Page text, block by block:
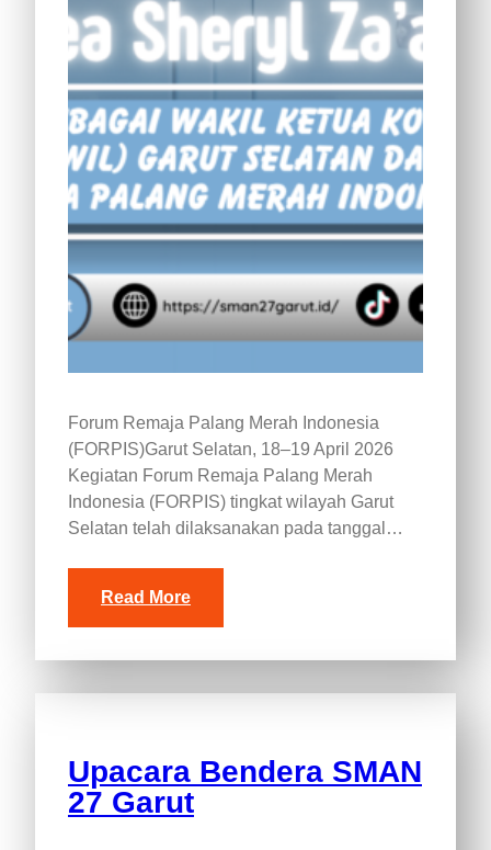
Forum Remaja Palang Merah Indonesia
(FORPIS)Garut Selatan, 18–19 April 2026
Kegiatan Forum Remaja Palang Merah
Indonesia (FORPIS) tingkat wilayah Garut
Selatan telah dilaksanakan pada tanggal…
Read More
Upacara Bendera SMAN
27 Garut